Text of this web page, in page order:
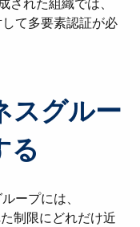
れた組織では、
て多要素認証が必
スグルー
る
ープには、
制限にどれだけ近